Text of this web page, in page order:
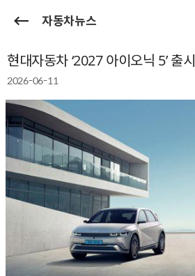
자동차뉴스
현대자동차 ‘2027 아이오닉 5’ 출시
2026-06-11